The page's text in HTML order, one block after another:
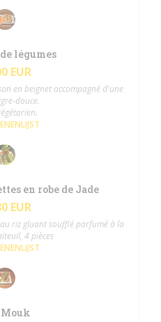
légumes
EUR
en beignet accompagné d'une
douce.
en robe de Jade
EUR
riz gluant soufflé parfumé à la
4 pièces
Mouk